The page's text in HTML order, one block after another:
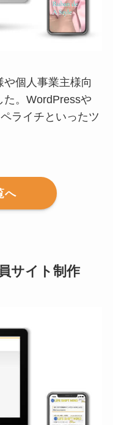
個人事業主様向
た。WordPressや
ライチといったツ
へ
サイト制作